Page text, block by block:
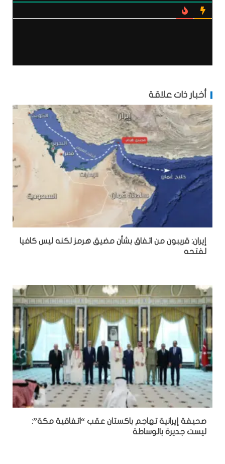
أخبار ذات علاقة
إيران: قريبون من اتفاق بشأن مضيق هرمز لكنه ليس كافيا
لفتحه
صحيفة إيرانية تهاجم باكستان عقب “اتفاقية مكة”:
ليست جديرة بالوساطة